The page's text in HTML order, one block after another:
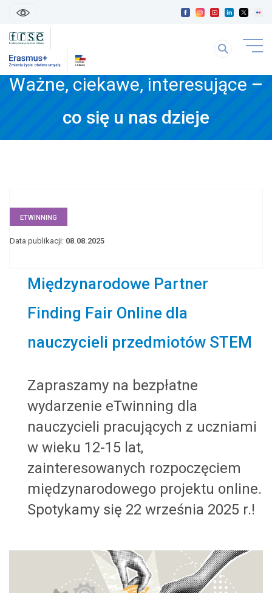
uwaga
otwiera
się
nowej
karice
Szukaj
stronie
Ważne, ciekawe, interesujące –
co się u nas dzieje
ETWINNING
Data publikacji: 08.08.2025
Międzynarodowe Partner
Finding Fair Online dla
nauczycieli przedmiotów STEM
Zapraszamy na bezpłatne
wydarzenie eTwinning dla
nauczycieli pracujących z uczniami
w wieku 12-15 lat,
zainteresowanych rozpoczęciem
międzynarodowego projektu online.
Spotykamy się 22 września 2025 r.!